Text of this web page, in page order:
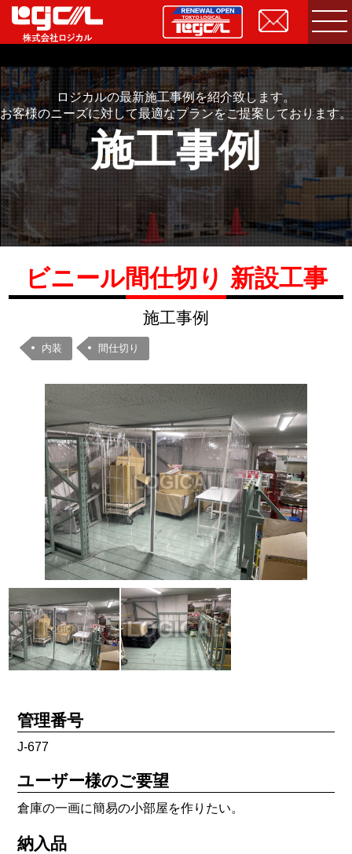
ロジカルの最新施工事例を紹介致します。
お客様のニーズに対して最適なプランをご提案しております。
施工事例
ビニール間仕切り 新設工事
施工事例
内装 間仕切り
管理番号
J-677
ユーザー様のご要望
倉庫の一画に簡易の小部屋を作りたい。
納入品